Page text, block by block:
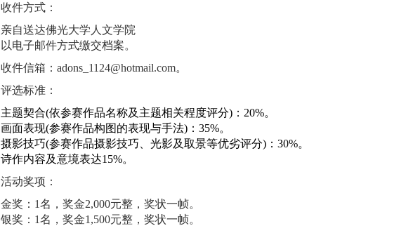
收件方式：
亲自送达佛光大学人文学院
以电子邮件方式缴交档案。
收件信箱： adons_1124@hotmail.com。
评选标准：
主题契合(依参赛作品名称及主题相关程度评分) ： 20%。
画面表现(参赛作品构图的表现与手法) ： 35%。
摄影技巧(参赛作品摄影技巧、光影及取景等优劣评分) ： 30%。
诗作内容及意境表达15%。
活动奖项：
金奖： 1名，奖金2,000元整，奖状一帧。
银奖： 1名，奖金1,500元整，奖状一帧。